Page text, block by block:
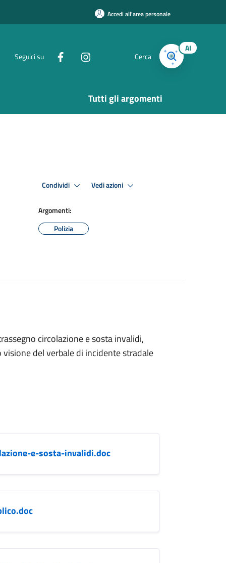
Accedi all'area personale
Seguici su Cerca
AI
Tutti gli argomenti
Condividi Vedi azioni
Argomenti:
Polizia
circolazione e sosta invalidi,
del verbale di incidente stradale
e-sosta-invalidi.doc